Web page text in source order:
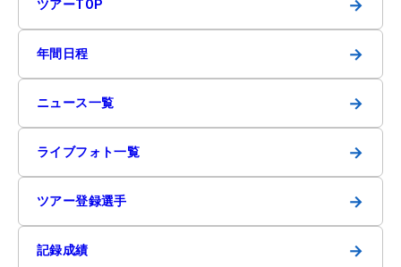
ツアーTOP →
年間日程 →
ニュース一覧 →
ライブフォト一覧 →
ツアー登録選手 →
記録成績 →